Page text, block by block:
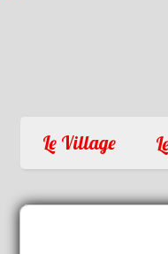
Le Village